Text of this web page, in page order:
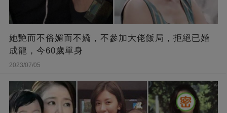
她艷而不俗媚而不嬌，不參加大佬飯局，拒絕已婚
成龍，今60歲單身
2023/07/05